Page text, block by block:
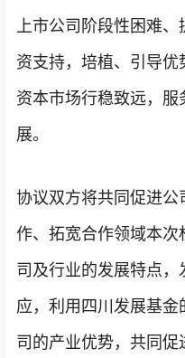
上市公司阶段性困难
资支持，培植、引导
资本市场行稳致远，
展。
协议双方将共同促进
作、拓宽合作领域本
司及行业的发展特点
应，利用四川发展基
司的产业优势，共同